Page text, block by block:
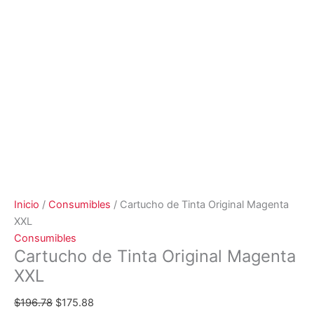
Inicio / Consumibles / Cartucho de Tinta Original Magenta
XXL
Consumibles
Cartucho de Tinta Original Magenta
XXL
$196.78 $175.88